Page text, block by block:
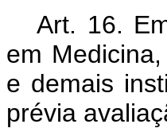
Art. 16.
em
e demais
prévia